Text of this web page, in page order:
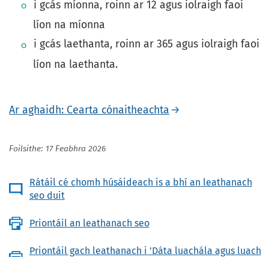
i gcás míonna, roinn ar 12 agus iolraigh faoi
líon na míonna
i gcás laethanta, roinn ar 365 agus iolraigh faoi
líon na laethanta.
Ar aghaidh: Cearta cónaitheachta
Foilsithe: 17 Feabhra 2026
Rátáil cé chomh húsáideach is a bhí an leathanach
seo duit
Priontáil an leathanach seo
Priontáil gach leathanach i 'Dáta luachála agus luach